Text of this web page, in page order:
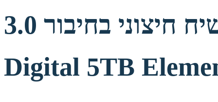
דיסק קשיח חיצוני בחיבור 3.0 Western
Digital 5TB